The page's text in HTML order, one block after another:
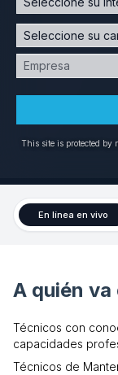
This site is protected by
En línea en vivo
A quién
Técnicos con
capacidades
Técnicos de